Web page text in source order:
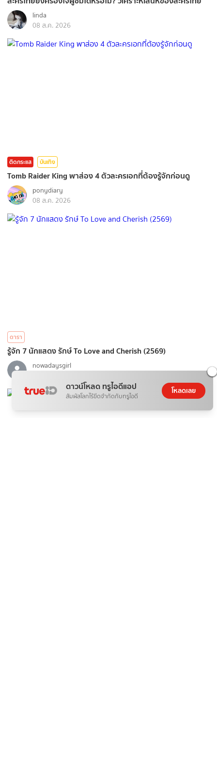
linda
08 ส.ค. 2026
ติดกระแส บันเทิง
Tomb Raider King พาส่อง 4 ตัวละครเอกที่ต้องรู้จักก่อนดู
ponydiary
08 ส.ค. 2026
ดารา
รู้จัก 7 นักแสดง รักษ์ To Love and Cherish (2569)
nowadaysgirl
ดาวน์โหลด ทรูไอดีแอป
สัมผัสโลกไร้ขีดจำกัดกับทรูไอดี
โหลดเลย